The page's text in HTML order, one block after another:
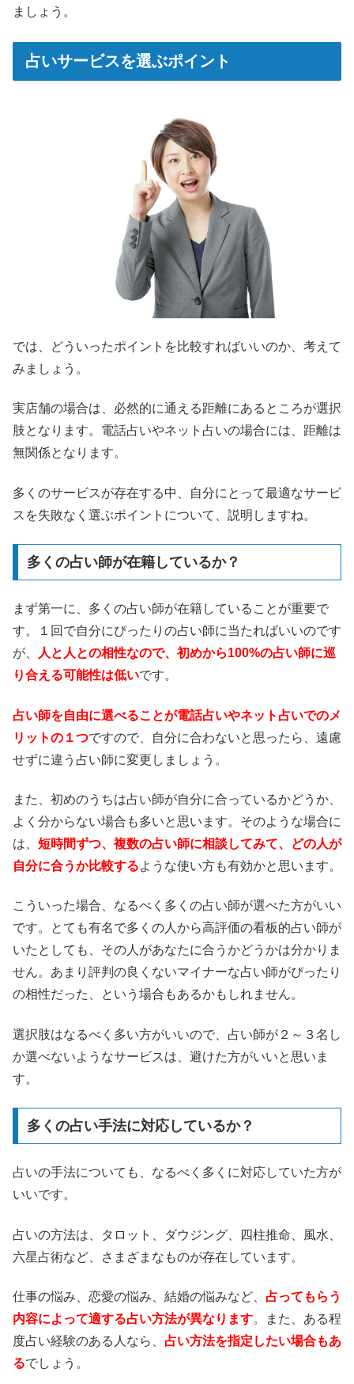
ましょう。
占いサービスを選ぶポイント
では、どういったポイントを比較すればいいのか、考えて
みましょう。
実店舗の場合は、必然的に通える距離にあるところが選択
肢となります。電話占いやネット占いの場合には、距離は
無関係となります。
多くのサービスが存在する中、自分にとって最適なサービ
スを失敗なく選ぶポイントについて、説明しますね。
多くの占い師が在籍しているか？
まず第一に、多くの占い師が在籍していることが重要で
す。１回で自分にぴったりの占い師に当たればいいのです
が、
人と人との相性なので、初めから100%の占い師に巡
り合える可能性は低いです。
占い師を自由に選べることが電話占いやネット占いでのメ
リットの１つですので、自分に合わないと思ったら、遠慮
せずに違う占い師に変更しましょう。
また、初めのうちは占い師が自分に合っているかどうか、
よく分からない場合も多いと思います。そのような場合に
は、 短時間ずつ、複数の占い師に相談してみて、どの人が
自分に合うか比較するような使い方も有効かと思います。
こういった場合、なるべく多くの占い師が選べた方がいい
です。とても有名で多くの人から高評価の看板的占い師が
いたとしても、その人があなたに合うかどうかは分かりま
せん。あまり評判の良くないマイナーな占い師がぴったり
の相性だった、という場合もあるかもしれません。
選択肢はなるべく多い方がいいので、占い師が２～３名し
か選べないようなサービスは、避けた方がいいと思いま
す。
多くの占い手法に対応しているか？
占いの手法についても、なるべく多くに対応していた方が
いいです。
占いの方法は、タロット、ダウジング、四柱推命、風水、
六星占術など、さまざまなものが存在しています。
仕事の悩み、恋愛の悩み、結婚の悩みなど、 占ってもらう
内容によって適する占い方法が異なります。また、ある程
度占い経験のある人なら、 占い方法を指定したい場合もあ
るでしょう。